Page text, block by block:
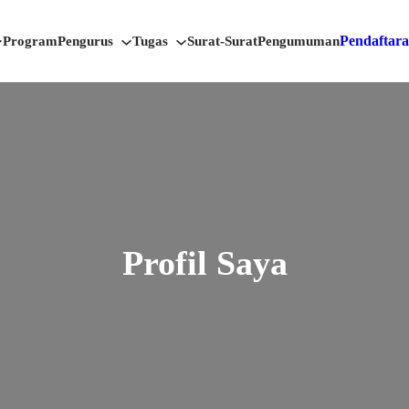
ProgramPengurus Tugas Surat-SuratPengumuman
Profil Saya